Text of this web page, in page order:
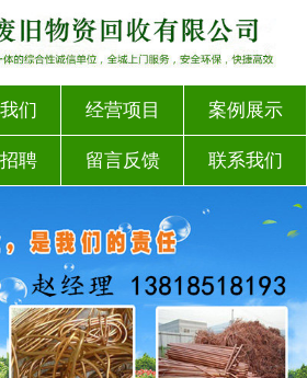
们 经营项目 案例展示
聘 留言反馈 联系我们